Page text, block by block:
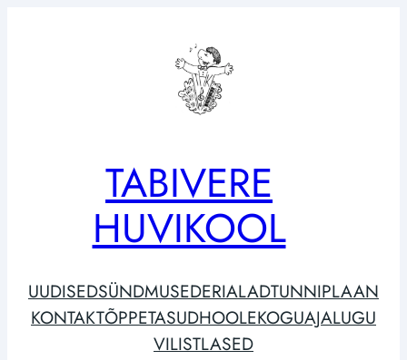
TABIVERE
HUVIKOOL
UUDISEDSÜNDMUSEDERIALADTUNNIPLAAN
KONTAKTÕPPETASUDHOOLEKOGUAJALUGU
VILISTLASED